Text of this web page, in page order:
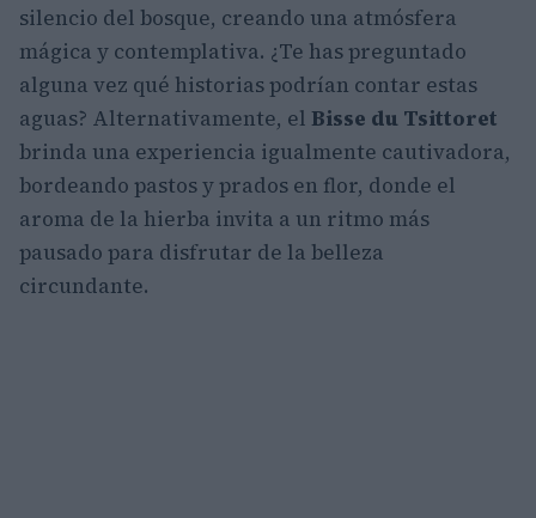
silencio del bosque, creando una atmósfera
mágica y contemplativa. ¿Te has preguntado
alguna vez qué historias podrían contar estas
aguas? Alternativamente, el Bisse du Tsittoret
brinda una experiencia igualmente cautivadora,
bordeando pastos y prados en flor, donde el
aroma de la hierba invita a un ritmo más
pausado para disfrutar de la belleza
circundante.